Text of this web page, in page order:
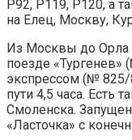
Р92, Р119, Р120, а
на Елец, Москву,
Из Москвы до
поезде
экспрессом (№
пути 4,5 часа. Есть
Смоленска.
«Ласточка» с